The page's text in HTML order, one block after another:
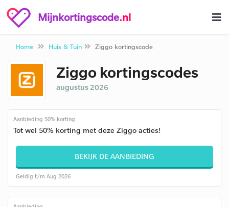
Mijnkortingscode.nl
Home Huis & Tuin Ziggo kortingscode
Ziggo kortingscodes
augustus 2026
Aanbieding 50% korting
Tot wel 50% korting met deze Ziggo acties!
BEKIJK DE AANBIEDING
Geldig t/m Aug 2026